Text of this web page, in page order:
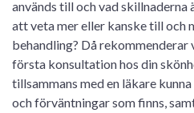
används till och vad skillnaderna
att veta mer eller kanske till och
behandling? Då rekommenderar
första konsultation hos din
tillsammans med en läkare
och förväntningar som finns,